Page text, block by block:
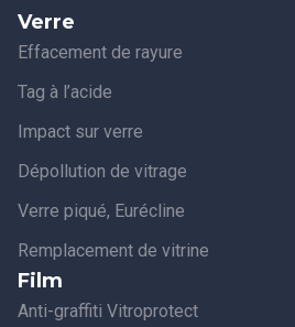
Verre
Effacement de rayure
Tag à l’acide
Impact sur verre
Dépollution de vitrage
Verre piqué, Eurécline
Remplacement de vitrine
Film
Anti-graffiti Vitroprotect